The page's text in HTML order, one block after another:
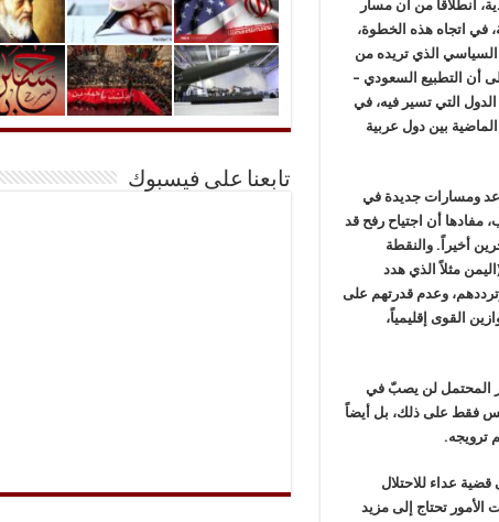
انطلاقاً من أن مسار
في اتجاه هذه الخطوة،
السياسي الذي تريده من
أن التطبيع السعودي –
التي تسير فيه، في
بين دول عربية
ومسارات جديدة في
مفادها أن اجتياح رفح قد
أخيراً. والنقطة
مثلاً الذي هدد
وعدم قدرتهم على
القوى إقليمياً،
المحتمل لن يصبّ في
ليس فقط على ذلك، بل أيضاً
ترويجه.
قضية عداء للاحتلال
تحتاج إلى مزيد
تابعنا على فيسبوك